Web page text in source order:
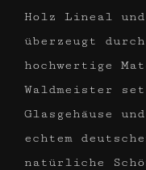
Holz Lineal
überzeugt
hochwertige
Waldmeister
Glasgehäuse
echtem
natürliche